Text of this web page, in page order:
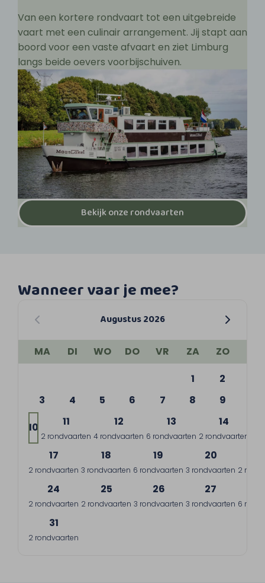
Van een kortere rondvaart tot een uitgebreide
vaart met een culinair arrangement. Jij stapt aan
boord voor een vaste afvaart en ziet Limburg
langs beide oevers voorbijschuiven.
Bekijk onze rondvaarten
Wanneer vaar je mee?
Augustus 2026
MA DI WO DO VR ZA
ZO
1
2
3
4 5 6 7 8 9
10 11
2 rondvaarten
12
4 rondvaarten
13
6 rondvaarten
14
2 rondvaarten
17
2 rondvaarten
18
3 rondvaarten
19
6 rondvaarten
20
3 rondvaarten 2
24
2 rondvaarten
25
2 rondvaarten
26
3 rondvaarten
27
3 rondvaarten 6
31
2 rondvaarten